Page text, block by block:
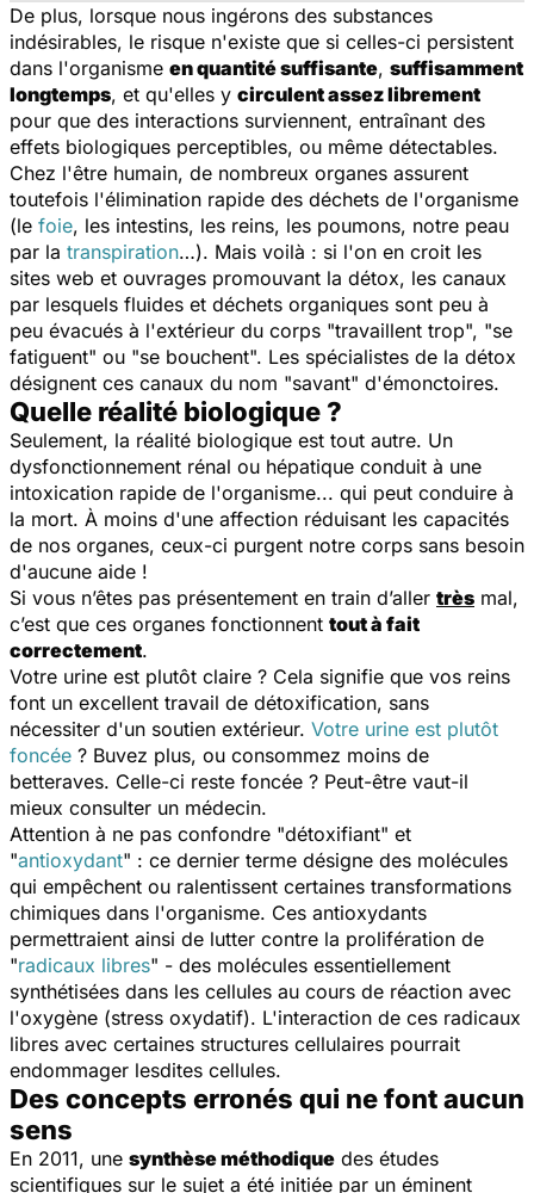
De plus, lorsque nous ingérons des substances
indésirables, le risque n'existe que si celles-ci persistent
dans l'organisme en quantité suffisante, suffisamment
longtemps, et qu'elles y circulent assez librement
pour que des interactions surviennent, entraînant des
effets biologiques perceptibles, ou même détectables.
Chez l'être humain, de nombreux organes assurent
toutefois l'élimination rapide des déchets de l'organisme
(le foie, les intestins, les reins, les poumons, notre peau
par la transpiration…). Mais voilà : si l'on en croit les
sites web et ouvrages promouvant la détox, les canaux
par lesquels fluides et déchets organiques sont peu à
peu évacués à l'extérieur du corps "travaillent trop", "se
fatiguent" ou "se bouchent". Les spécialistes de la détox
désignent ces canaux du nom "savant" d'émonctoires.
Quelle réalité biologique ?
Seulement, la réalité biologique est tout autre. Un
dysfonctionnement rénal ou hépatique conduit à une
intoxication rapide de l'organisme... qui peut conduire à
la mort. À moins d'une affection réduisant les capacités
de nos organes, ceux-ci purgent notre corps sans besoin
d'aucune aide !
Si vous n’êtes pas présentement en train d’aller très mal,
c’est que ces organes fonctionnent tout à fait
correctement.
Votre urine est plutôt claire ? Cela signifie que vos reins
font un excellent travail de détoxification, sans
nécessiter d'un soutien extérieur. Votre urine est plutôt
foncée ? Buvez plus, ou consommez moins de
betteraves. Celle-ci reste foncée ? Peut-être vaut-il
mieux consulter un médecin.
Attention à ne pas confondre "détoxifiant" et
"antioxydant" : ce dernier terme désigne des molécules
qui empêchent ou ralentissent certaines transformations
chimiques dans l'organisme. Ces antioxydants
permettraient ainsi de lutter contre la prolifération de
"radicaux libres" - des molécules essentiellement
synthétisées dans les cellules au cours de réaction avec
l'oxygène (stress oxydatif). L'interaction de ces radicaux
libres avec certaines structures cellulaires pourrait
endommager lesdites cellules.
Des concepts erronés qui ne font aucun
sens
En 2011, une synthèse méthodique des études
scientifiques sur le sujet a été initiée par un éminent